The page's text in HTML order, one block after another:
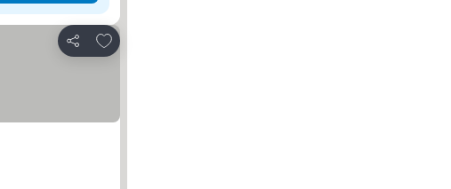
Compartir
Agregar a favoritos